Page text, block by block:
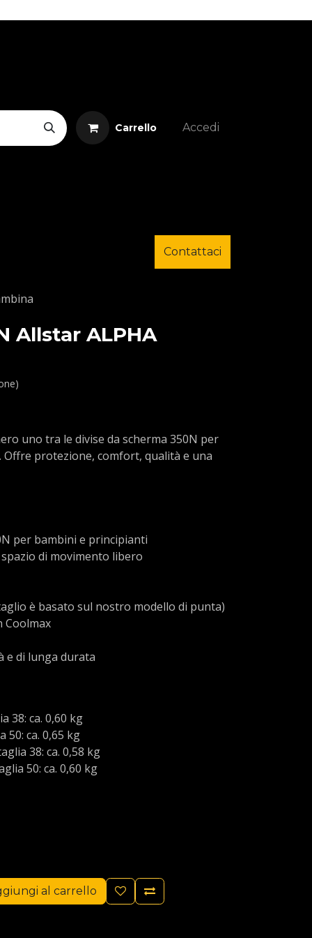
Carrello Accedi
Contattaci
Allstar ALPHA
uno tra le divise da scherma 350N per
protezione, comfort, qualità e una
per bambini e principianti
di movimento libero
è basato sul nostro modello di punta)
Coolmax
e di lunga durata
38: ca. 0,60 kg
50: ca. 0,65 kg
38: ca. 0,58 kg
50: ca. 0,60 kg
al carrello